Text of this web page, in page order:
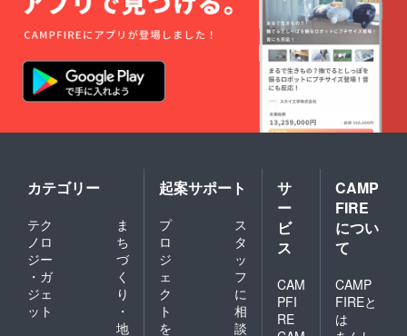
カテゴリー
テク
ノロ
ジー
・ガ
ジェ
ット
ま
ち
づ
く
り
・
地
起案サポート
プ
ロ
ジ
ェ
ク
ト
を
ス
タ
ッ
フ
に
相
談
サ
ー
ビ
ス
CAM
PFI
RE
CAMP
FIRE
につい
て
CAMP
FIREと
は